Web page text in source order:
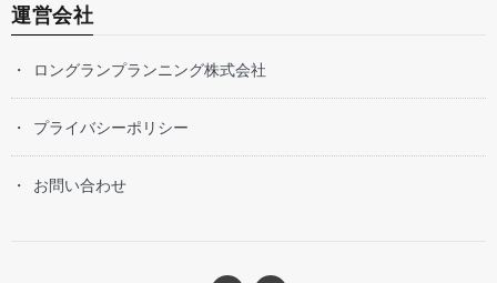
運営会社
ロングランプランニング株式会社
プライバシーポリシー
お問い合わせ